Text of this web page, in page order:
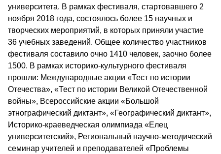
университета. В рамках фестиваля, стартовавшего 2
ноября 2018 года, состоялось более 15 научных и
творческих мероприятий, в которых приняли участие
36 учебных заведений. Общее количество участников
фестиваля составило очно 1410 человек, заочно более
1500. В рамках историко-культурного фестиваля
прошли: Международные акции «Тест по истории
Отечества», «Тест по истории Великой Отечественной
войны», Всероссийские акции «Большой
этнографический диктант», «Географический диктант»,
Историко-краеведческая олимпиада «Елец
университетский», Региональный научно-методический
семинар учителей и преподавателей «Проблемы